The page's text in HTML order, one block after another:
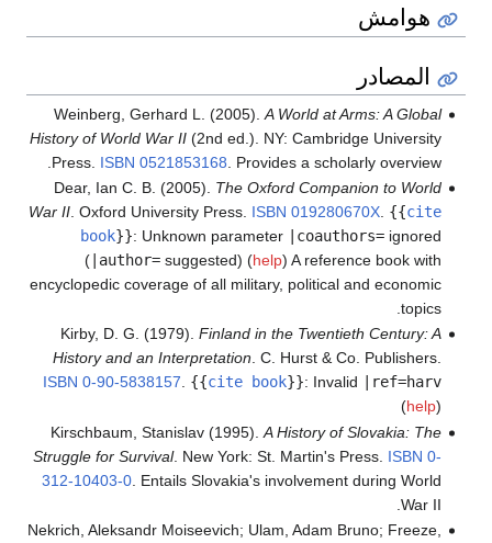
هوامش
المصادر
Weinberg, Gerhard L. (2005). A World at Arms: A Global
History of World War II(2nd ed.). NY: Cambridge University
Press. ISBN 0521853168
Provides a scholarly overview.
Dear, Ian C. B. (2005). The Oxford Companion to World
War II. Oxford University Press. ISBN 019280670X. {{cite
book}}: Unknown parameter |coauthors=ignored
(|author=suggested) (help) A reference book with
encyclopedic coverage of all military, political and economic
topics.
Kirby, D. G. (1979). Finland in the Twentieth Century: A
History and an Interpretation. C. Hurst & Co. Publishers.
ISBN 0-90-5838157. {{cite book}}: Invalid
|ref=harv
(help)
Kirschbaum, Stanislav (1995). A History of Slovakia: The
Struggle for Survival. New York: St. Martin's Press. ISBN 0-
312-10403-0. Entails Slovakia's involvement during World
War II.
Nekrich, Aleksandr Moiseevich; Ulam, Adam Bruno; Freeze,